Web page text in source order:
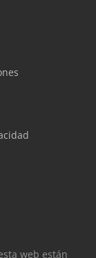
web están